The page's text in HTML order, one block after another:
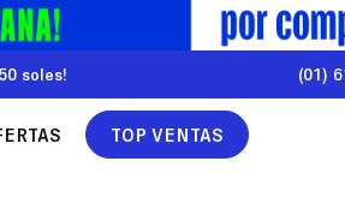
soles! (01)
TOP VENTAS